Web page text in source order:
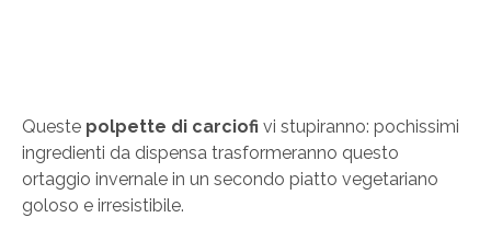
Queste polpette di carciofi vi stupiranno: pochissimi
ingredienti da dispensa trasformeranno questo
ortaggio invernale in un secondo piatto vegetariano
goloso e irresistibile.